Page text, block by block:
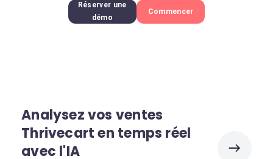
Réserver une
démo
Commencer
Analysez vos ventes
Thrivecart en temps réel
avec l'IA